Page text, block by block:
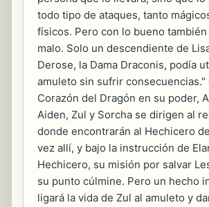
todo tipo de ataques, tanto
físicos. Pero con lo bueno también
malo. Solo un descendiente de
Derose, la Dama Draconis, podía
amuleto sin sufrir consecuencias."
Corazón del Dragón en su poder,
Aiden, Zul y Sorcha se dirigen al
donde encontrarán al Hechicero
vez allí, y bajo la instrucción de
Hechicero, su misión por salvar
su punto cúlmine. Pero un hecho
ligará la vida de Zul al amuleto y